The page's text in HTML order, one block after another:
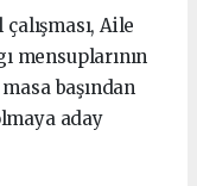
Aile
mensuplarının
başından
aday